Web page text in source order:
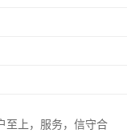
至上，服务，信守合